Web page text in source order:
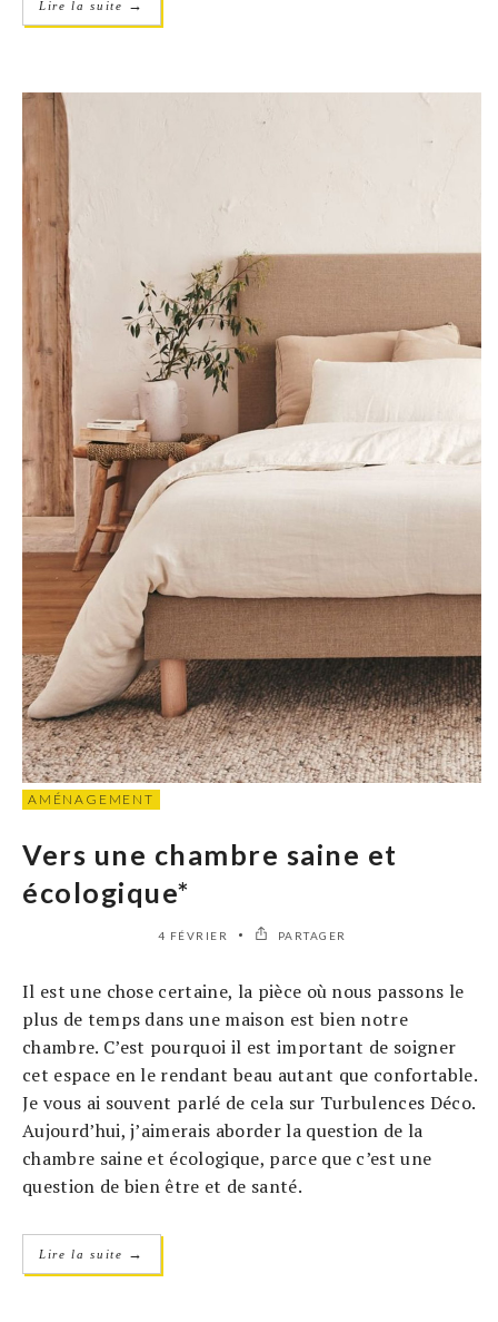
Lire la suite →
AMÉNAGEMENT
Vers une chambre saine et
écologique*
4 FÉVRIER PARTAGER
Il est une chose certaine, la pièce où nous passons le
plus de temps dans une maison est bien notre
chambre. C’est pourquoi il est important de soigner
cet espace en le rendant beau autant que confortable.
Je vous ai souvent parlé de cela sur Turbulences Déco.
Aujourd’hui, j’aimerais aborder la question de la
chambre saine et écologique, parce que c’est une
question de bien être et de santé.
Lire la suite →